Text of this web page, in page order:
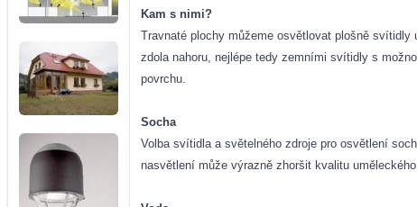
Kam s nimi?
Travnaté plochy můžeme osvětlovat plošně
zdola nahoru, nejlépe tedy zemními svítidly s
povrchu.
Socha
Volba svítidla a světelného zdroje pro osvětlení
nasvětlení může výrazně zhoršit kvalitu uměleckého